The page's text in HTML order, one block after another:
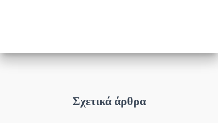
Σχετικά άρθρα